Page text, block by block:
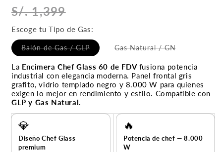
S/. 1,399
Escoge tu Tipo de Gas:
Balón de Gas / GLP Gas Natural / GN
La Encimera Chef Glass 60 de FDVfusiona potencia
industrial con elegancia moderna. Panel frontal gris
grafito, vidrio templado negro y 8.000 W para quienes
exigen lo mejor en rendimiento y estilo. Compatible con
GLP y Gas Natural.
💎
Diseño Chef Glass
premium
🔥
Potencia de chef — 8.000
W